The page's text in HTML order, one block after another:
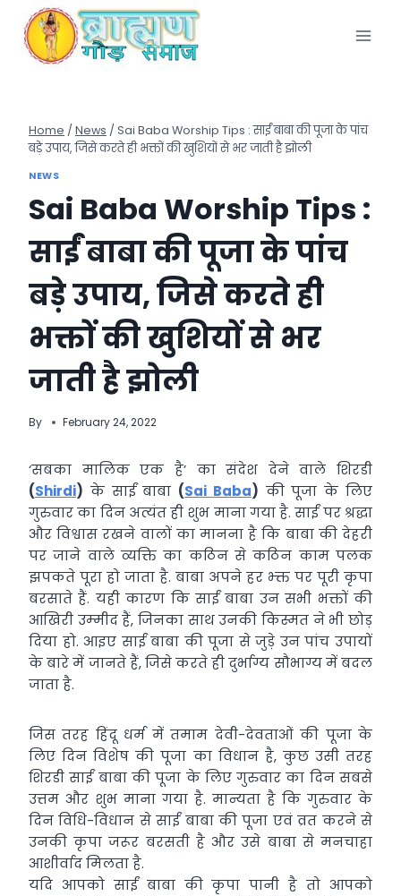
content
Home / News / Sai Baba Worship Tips : साईं बाबा की पूजा के पांच
बड़े उपाय, जिसे करते ही भक्तों की खुशियों से भर जाती है झोली
NEWS
Sai Baba Worship Tips :
साईं बाबा की पूजा के पांच
बड़े उपाय, जिसे करते ही
भक्तों की खुशियों से भर
जाती है झोली
By February 24, 2022
‘सबका मालिक एक है’ का संदेश देने वाले शिरडी
(Shirdi) के साईं बाबा (Sai Baba) की पूजा के लिए
गुरुवार का दिन अत्यंत ही शुभ माना गया है. साईं पर श्रद्धा
और विश्वास रखने वालों का मानना है कि बाबा की देहरी
पर जाने वाले व्यक्ति का कठिन से कठिन काम पलक
झपकते पूरा हो जाता है. बाबा अपने हर भ्क्त पर पूरी कृपा
बरसाते हैं. यही कारण कि साईं बाबा उन सभी भक्तों की
आखिरी उम्‍मीद हैं, जिनका साथ उनकी किस्मत ने भी छोड़
दिया हो. आइए साईं बाबा की पूजा से जुड़े उन पांच उपायों
के बारे में जानते हैं, जिसे करते ही दुर्भाग्य सौभाग्य में बदल
जाता है.
जिस तरह हिंदू धर्म में तमाम देवी-देवताओं की पूजा के
लिए दिन विशेष की पूजा का विधान है, कुछ उसी तरह
शिरडी साईं बाबा की पूजा के लिए गुरुवार का दिन सबसे
उत्तम और शुभ माना गया है. मान्यता है कि गुरुवार के
दिन विधि-विधान से साईं बाबा की पूजा एवं व्रत करने से
उनकी कृपा जरूर बरसती है और उसे बाबा से मनचाहा
आशीर्वाद मिलता है.
यदि आपको साईं बाबा की कृपा पानी है तो आपको